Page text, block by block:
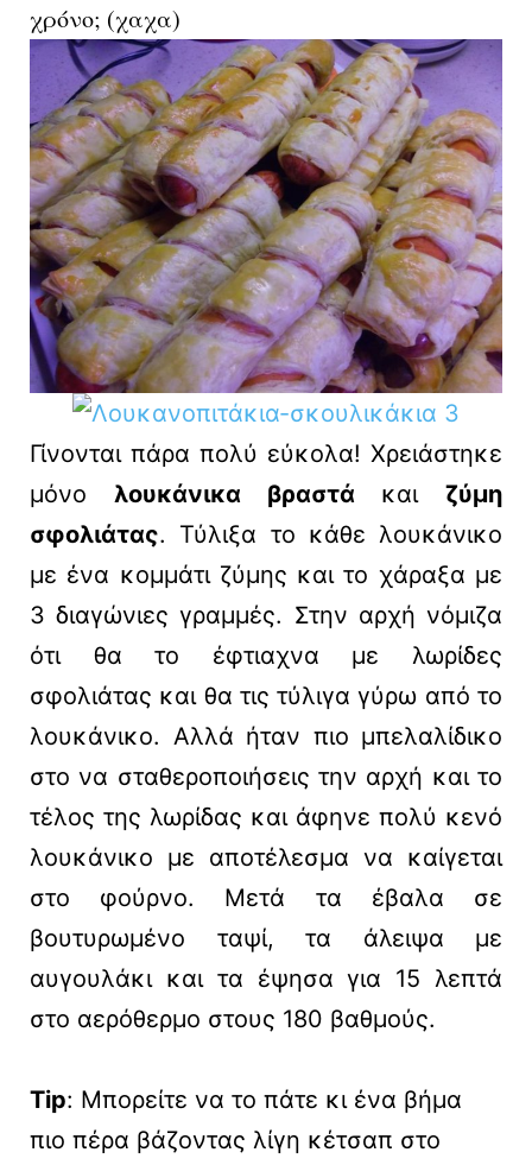
χρόνο; (χαχα)
Γίνονται πάρα πολύ εύκολα! Χρειάστηκε
μόνο λουκάνικα βραστά και ζύμη
σφολιάτας. Τύλιξα το κάθε λουκάνικο
με ένα κομμάτι ζύμης και το χάραξα με
3 διαγώνιες γραμμές. Στην αρχή νόμιζα
ότι θα το έφτιαχνα με λωρίδες
σφολιάτας και θα τις τύλιγα γύρω από το
λουκάνικο. Αλλά ήταν πιο μπελαλίδικο
στο να σταθεροποιήσεις την αρχή και το
τέλος της λωρίδας και άφηνε πολύ κενό
λουκάνικο με αποτέλεσμα να καίγεται
στο φούρνο. Μετά τα έβαλα σε
βουτυρωμένο ταψί, τα άλειψα με
αυγουλάκι και τα έψησα για 15 λεπτά
στο αερόθερμο στους 180 βαθμούς.
Tip: Μπορείτε να το πάτε κι ένα βήμα
πιο πέρα βάζοντας λίγη κέτσαπ στο